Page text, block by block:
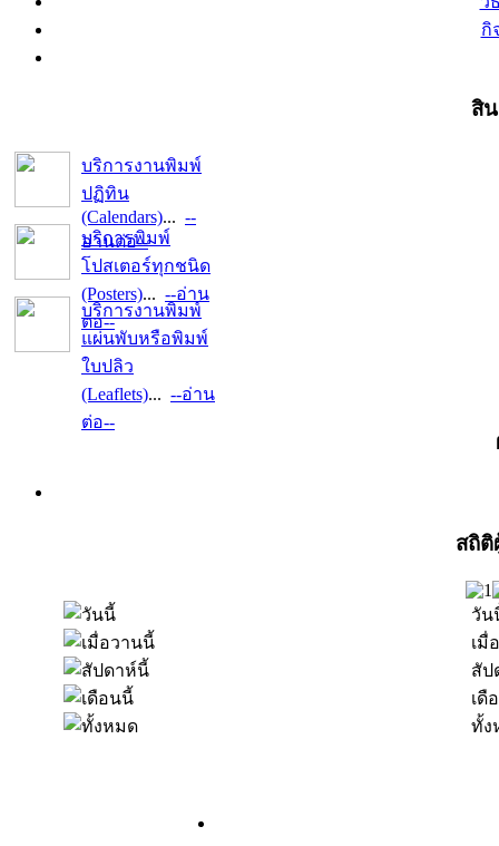
กิ
สิ
บริการงานพิมพ์
ปฏิทิน
(Calendars)... --
อ่านต่อ--
บริการพิมพ์
โปสเตอร์ทุกชนิด
(Posters)... --อ่าน
ต่อ--
บริการงานพิมพ์
แผ่นพับหรือพิมพ์
ใบปลิว
(Leaflets)... --อ่าน
ต่อ--
สถิติ
วัน
เมื่
สัป
เดื
ทั้ง